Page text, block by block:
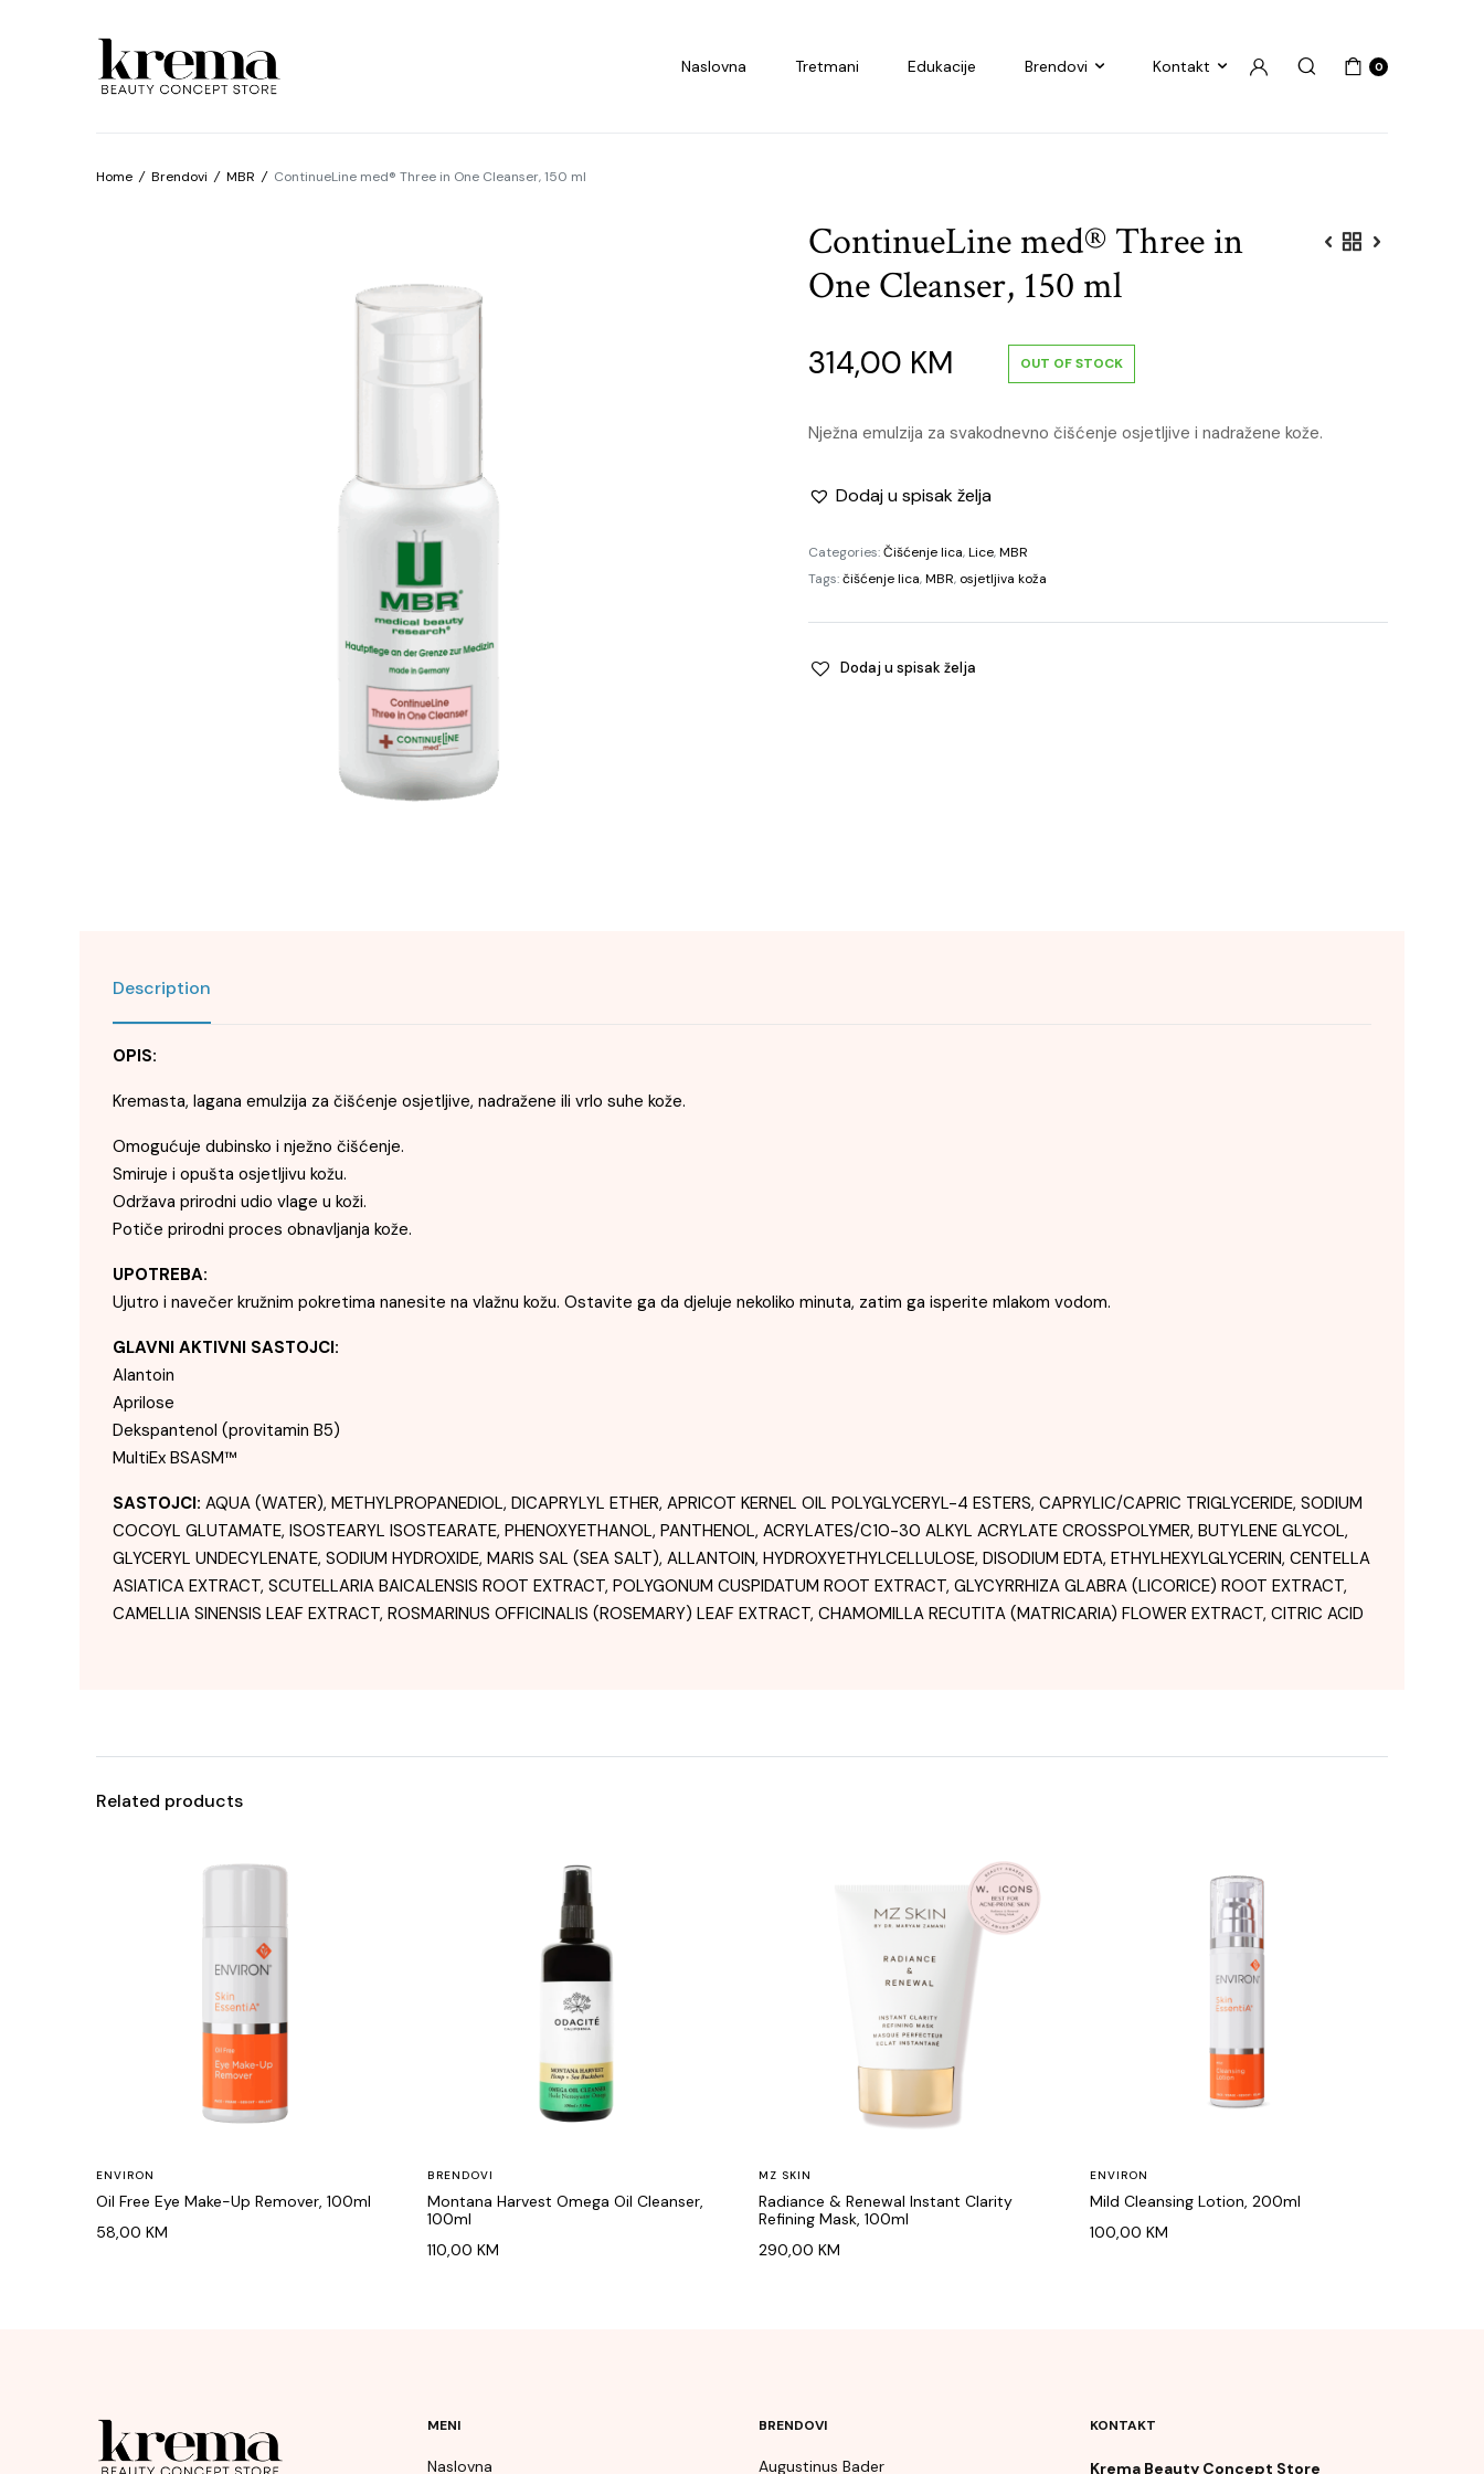
Naslovna Tretmani Edukacije Brendovi Kontakt 0
Home / Brendovi / MBR / ContinueLine med® Three in One Cleanser, 150 ml
ContinueLine med® Three in
One Cleanser, 150 ml
314,00 KM OUT OF STOCK
Nježna emulzija za svakodnevno čišćenje osjetljive i nadražene kože.
Dodaj u spisak želja
Categories:Čišćenje lica,Lice,MBR
Tags:čišćenje lica,MBR, osjetljiva koža
Dodaj u spisak želja
Description
OPIS:
Kremasta, lagana emulzija za čišćenje osjetljive, nadražene ili vrlo suhe kože.
Omogućuje dubinsko i nježno čišćenje.
Smiruje i opušta osjetljivu kožu.
Održava prirodni udio vlage u koži.
Potiče prirodni proces obnavljanja kože.
UPOTREBA:
Ujutro i navečer kružnim pokretima nanesite na vlažnu kožu. Ostavite ga da djeluje nekoliko minuta, zatim ga isperite mlakom vodom.
GLAVNI AKTIVNI SASTOJCI:
Alantoin
Aprilose
Dekspantenol (provitamin B5)
MultiEx BSASM™
SASTOJCI: AQUA (WATER), METHYLPROPANEDIOL, DICAPRYLYL ETHER, APRICOT KERNEL OIL POLYGLYCERYL-4 ESTERS, CAPRYLIC/CAPRIC TRIGLYCERIDE, SODIUM
COCOYL GLUTAMATE, ISOSTEARYL ISOSTEARATE, PHENOXYETHANOL, PANTHENOL, ACRYLATES/C10-30 ALKYL ACRYLATE CROSSPOLYMER, BUTYLENE GLYCOL,
GLYCERYL UNDECYLENATE, SODIUM HYDROXIDE, MARIS SAL (SEA SALT), ALLANTOIN, HYDROXYETHYLCELLULOSE, DISODIUM EDTA, ETHYLHEXYLGLYCERIN, CENTELLA
ASIATICA EXTRACT, SCUTELLARIA BAICALENSIS ROOT EXTRACT, POLYGONUM CUSPIDATUM ROOT EXTRACT, GLYCYRRHIZA GLABRA (LICORICE) ROOT EXTRACT,
CAMELLIA SINENSIS LEAF EXTRACT, ROSMARINUS OFFICINALIS (ROSEMARY) LEAF EXTRACT, CHAMOMILLA RECUTITA (MATRICARIA) FLOWER EXTRACT, CITRIC ACID
Related products
ENVIRON
Oil Free Eye Make-Up Remover, 100ml
58,00 KM
BRENDOVI
Montana Harvest Omega Oil Cleanser,
100ml
110,00 KM
MZ SKIN
Radiance & Renewal Instant Clarity
Refining Mask, 100ml
290,00 KM
ENVIRON
Mild Cleansing Lotion, 200ml
100,00 KM
MENI
Naslovna
BRENDOVI
Augustinus Bader
KONTAKT
Krema Beauty Concept Store